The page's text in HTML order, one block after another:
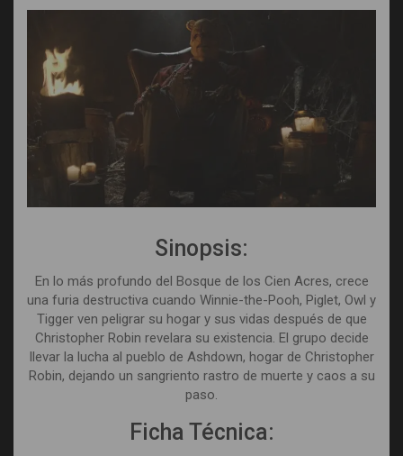
Sinopsis:
En lo más profundo del Bosque de los Cien Acres, crece
una furia destructiva cuando Winnie-the-Pooh, Piglet, Owl y
Tigger ven peligrar su hogar y sus vidas después de que
Christopher Robin revelara su existencia. El grupo decide
llevar la lucha al pueblo de Ashdown, hogar de Christopher
Robin, dejando un sangriento rastro de muerte y caos a su
paso.
Ficha Técnica: